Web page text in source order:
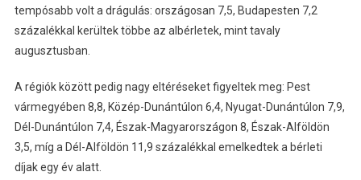
tempósabb volt a drágulás: országosan 7,5, Budapesten 7,2
százalékkal kerültek többe az albérletek, mint tavaly
augusztusban.
A régiók között pedig nagy eltéréseket figyeltek meg: Pest
vármegyében 8,8, Közép-Dunántúlon 6,4, Nyugat-Dunántúlon 7,9,
Dél-Dunántúlon 7,4, Észak-Magyarországon 8, Észak-Alföldön
3,5, míg a Dél-Alföldön 11,9 százalékkal emelkedtek a bérleti
díjak egy év alatt.